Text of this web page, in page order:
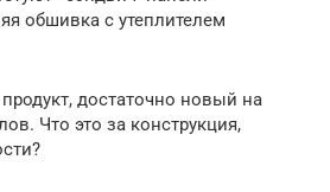
обшивка с утеплителем
достаточно новый на
Что это за конструкция,